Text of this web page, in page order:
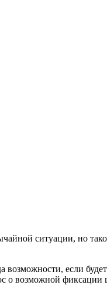
ситуации, но
если
о возможной